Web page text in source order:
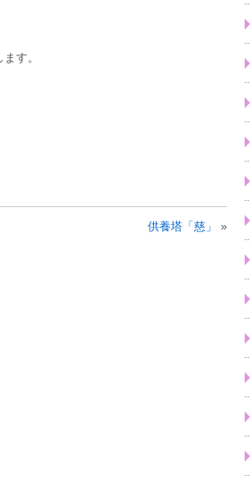
す。
供養塔「慈」 »